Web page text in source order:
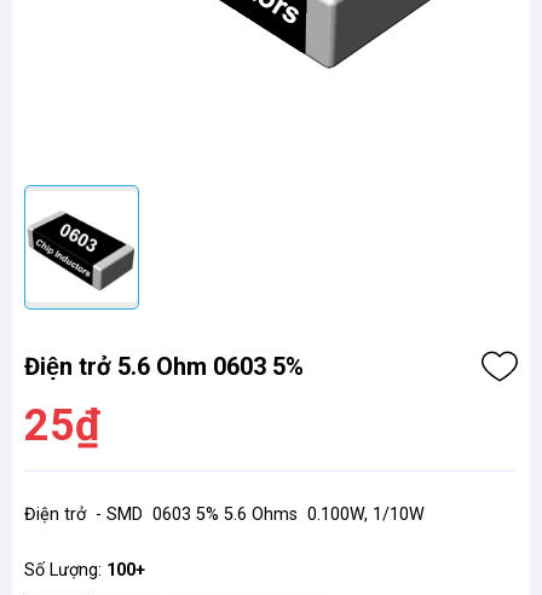
Điện trở 5.6 Ohm 0603 5%
25₫
Điện trở - SMD 0603 5% 5.6 Ohms 0.100W, 1/10W
Số Lượng: 100+